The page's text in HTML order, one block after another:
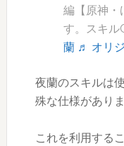
編【原神・
す。スキル
蘭 ♬ オリ
夜蘭のスキルは
殊な仕様がありま
これを利用する